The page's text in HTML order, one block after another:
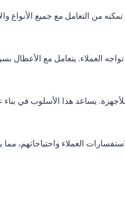
من التعامل مع جميع الأنواع
العملاء. يتعامل مع الأعطال
يساعد هذا الأسلوب في بناء
العملاء واحتياجاتهم، مما